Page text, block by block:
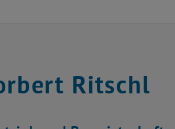
Ritschl